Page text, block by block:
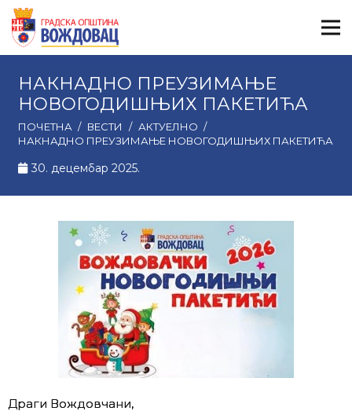
НАКНАДНО ПРЕУЗИМАЊЕ
НОВОГОДИШЊИХ ПАКЕТИЋА
ПОЧЕТНА / ВЕСТИ / АКТУЕЛНО /
НАКНАДНО ПРЕУЗИМАЊЕ НОВОГОДИШЊИХ ПАКЕТИЋА
30. децембар 2025.
Драги Вождовчани,